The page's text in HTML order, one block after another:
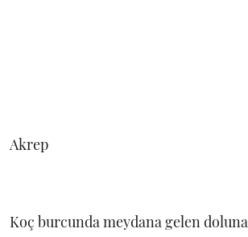
Akrep
Koç burcunda meydana gelen